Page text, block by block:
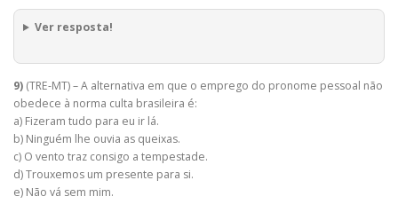
Ver resposta!
9) (TRE-MT) – A alternativa em que o emprego do pronome pessoal não
obedece à norma culta brasileira é:
a) Fizeram tudo para eu ir lá.
b) Ninguém lhe ouvia as queixas.
c) O vento traz consigo a tempestade.
d) Trouxemos um presente para si.
e) Não vá sem mim.